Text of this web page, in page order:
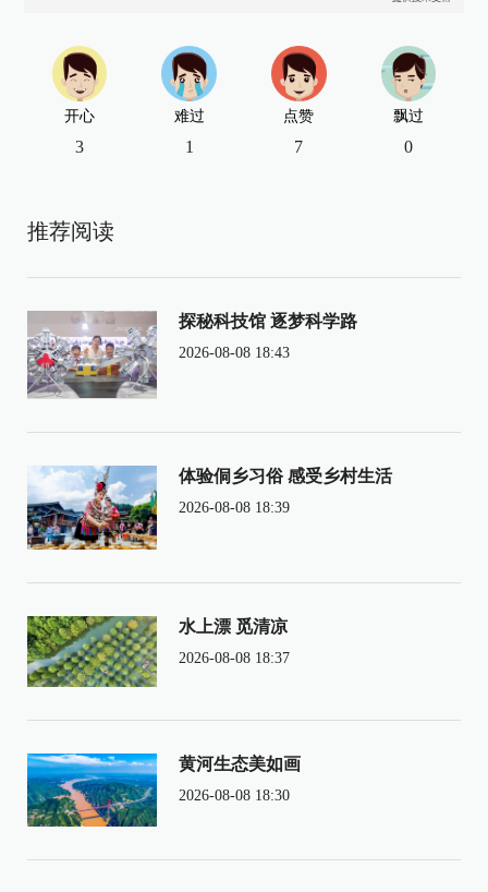
开心
3
难过
1
点赞
7
飘过
0
推荐阅读
探秘科技馆 逐梦科学路
2026-08-08 18:43
体验侗乡习俗 感受乡村生活
2026-08-08 18:39
水上漂 觅清凉
2026-08-08 18:37
黄河生态美如画
2026-08-08 18:30